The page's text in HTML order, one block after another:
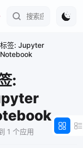
标签: Jupyter
Notebook
:
1 个应用